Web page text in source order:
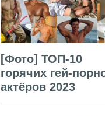
[Фото] ТОП-10
горячих гей-
актёров 2023